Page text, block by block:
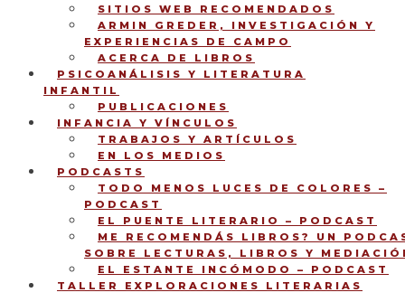
SITIOS WEB RECOMENDADOS
ARMIN GREDER, INVESTIGACIÓN Y
EXPERIENCIAS DE CAMPO
ACERCA DE LIBROS
PSICOANÁLISIS Y LITERATURA
INFANTIL
PUBLICACIONES
INFANCIA Y VÍNCULOS
TRABAJOS Y ARTÍCULOS
EN LOS MEDIOS
PODCASTS
TODO MENOS LUCES DE COLORES –
PODCAST
EL PUENTE LITERARIO – PODCAST
ME RECOMENDÁS LIBROS? UN
SOBRE LECTURAS, LIBROS Y
EL ESTANTE INCÓMODO – PODCAST
TALLER EXPLORACIONES LITERARIAS